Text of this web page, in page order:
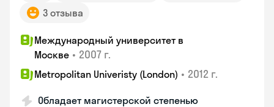
3 отзыва
Международный университет в
Москве • 2007 г.
Metropolitan Univeristy (London) • 2012 г.
Обладает магистерской степенью